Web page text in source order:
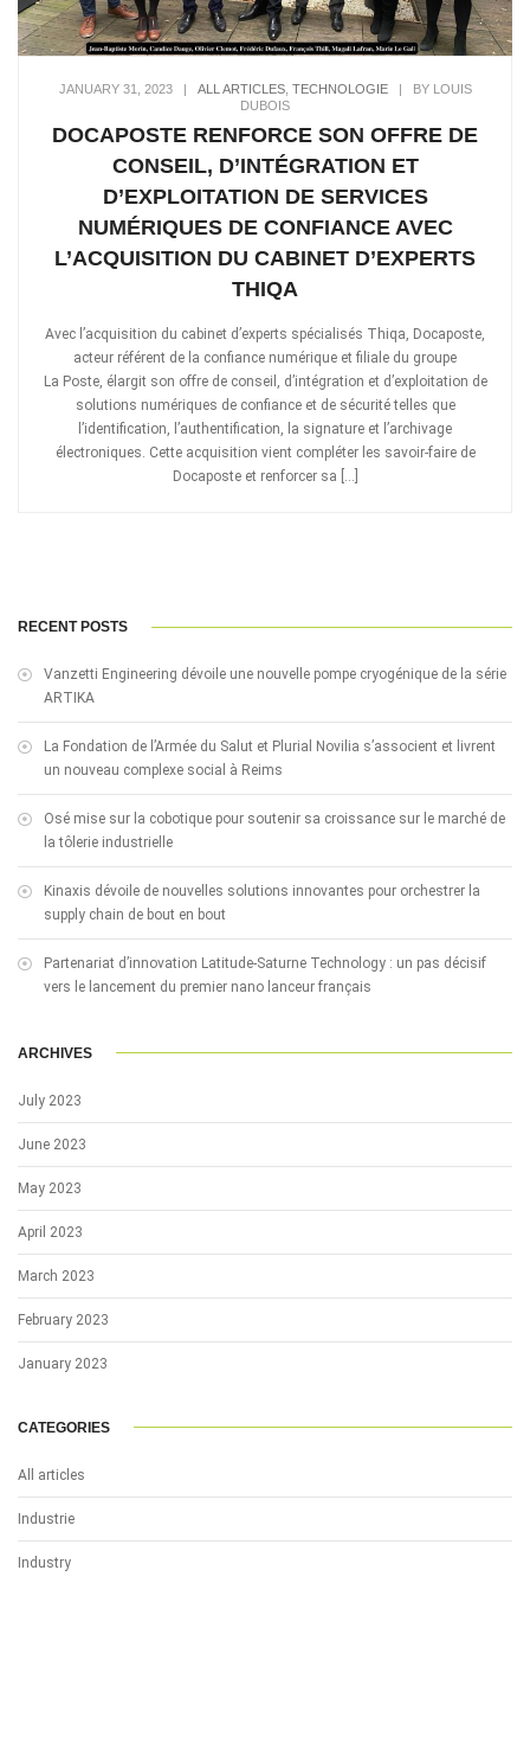
JANUARY 31, 2023| ALL ARTICLES, TECHNOLOGIE|
BY LOUIS
DUBOIS
DOCAPOSTE RENFORCE SON OFFRE DE
CONSEIL, D’INTÉGRATION ET
D’EXPLOITATION DE SERVICES
NUMÉRIQUES DE CONFIANCE AVEC
L’ACQUISITION DU CABINET D’EXPERTS
THIQA
Avec l’acquisition du cabinet d’experts spécialisés Thiqa, Docaposte,
acteur référent de la confiance numérique et filiale du groupe
La Poste, élargit son offre de conseil, d’intégration et d’exploitation de
solutions numériques de confiance et de sécurité telles que
l’identification, l’authentification, la signature et l’archivage
électroniques. Cette acquisition vient compléter les savoir-faire de
Docaposte et renforcer sa […]
RECENT POSTS
Vanzetti Engineering dévoile une nouvelle pompe cryogénique de la série
ARTIKA
La Fondation de l’Armée du Salut et Plurial Novilia s’associent et livrent
un nouveau complexe social à Reims
Osé mise sur la cobotique pour soutenir sa croissance sur le marché de
la tôlerie industrielle
Kinaxis dévoile de nouvelles solutions innovantes pour orchestrer la
supply chain de bout en bout
Partenariat d’innovation Latitude-Saturne Technology : un pas décisif
vers le lancement du premier nano lanceur français
ARCHIVES
July 2023
June 2023
May 2023
April 2023
March 2023
February 2023
January 2023
CATEGORIES
All articles
Industrie
Industry